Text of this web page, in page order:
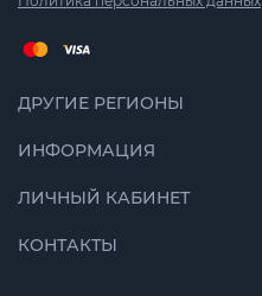
ДРУГИЕ РЕГИОНЫ
ИНФОРМАЦИЯ
ЛИЧНЫЙ КАБИНЕТ
КОНТАКТЫ